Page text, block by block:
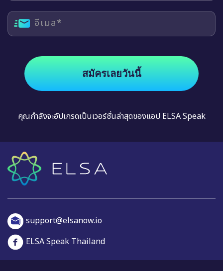
อีเมล*
สมัครเลยวันนี้
คุณกำลังจะอัปเกรดเป็นเวอร์ชั่นล่าสุดของแอป ELSA Speak
support@elsanow.io
ELSA Speak Thailand